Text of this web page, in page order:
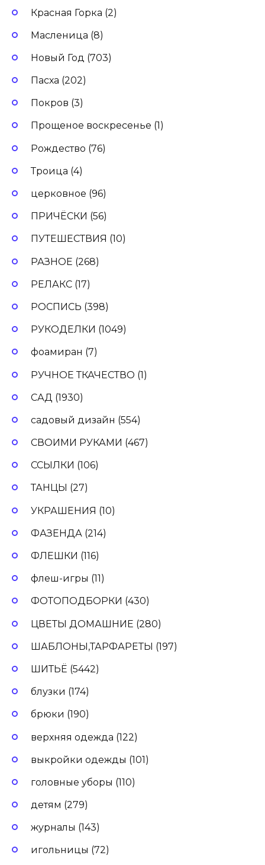
Красная Горка (2)
Масленица (8)
Новый Год (703)
Пасха (202)
Покров (3)
Прощеное воскресенье (1)
Рождество (76)
Троица (4)
церковное (96)
ПРИЧЁСКИ (56)
ПУТЕШЕСТВИЯ (10)
РАЗНОЕ (268)
РЕЛАКС (17)
РОСПИСЬ (398)
РУКОДЕЛКИ (1049)
фоамиран (7)
РУЧНОЕ ТКАЧЕСТВО (1)
САД (1930)
садовый дизайн (554)
СВОИМИ РУКАМИ (467)
ССЫЛКИ (106)
ТАНЦЫ (27)
УКРАШЕНИЯ (10)
ФАЗЕНДА (214)
ФЛЕШКИ (116)
флеш-игры (11)
ФОТОПОДБОРКИ (430)
ЦВЕТЫ ДОМАШНИЕ (280)
ШАБЛОНЫ,ТАРФАРЕТЫ (197)
ШИТЬЁ (5442)
блузки (174)
брюки (190)
верхняя одежда (122)
выкройки одежды (101)
головные уборы (110)
детям (279)
журналы (143)
игольницы (72)